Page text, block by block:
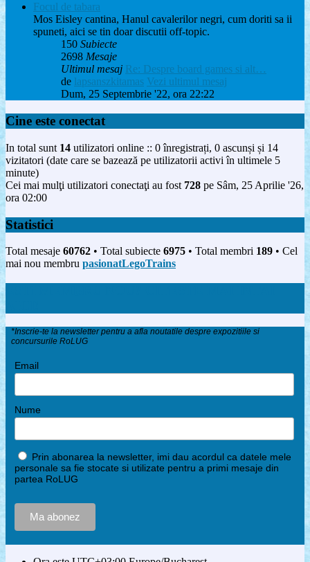
Focul de tabara
Mos Eisley cantina, Hanul cavalerilor negri, cum doriti sa ii
spuneti, aici se tin doar discutii off-topic.
150 Subiecte
2698 Mesaje
Ultimul mesaj Re: Despre board games si alt…
de lapsanszkitamas Vezi ultimul mesaj
Dum, 25 Septembrie '22, ora 22:22
Cine este conectat
In total sunt 14 utilizatori online :: 0 înregistrați, 0 ascunși și 14
vizitatori (date care se bazează pe utilizatorii activi în ultimele 5
minute)
Cei mai mulţi utilizatori conectaţi au fost 728 pe Sâm, 25 Aprilie '26,
ora 02:00
Statistici
Total mesaje 60762 • Total subiecte 6975 • Total membri 189 • Cel
mai nou membru pasionatLegoTrains
*Inscrie-te la newsletter pentru a afla noutatile despre expozitiile si
concursurile RoLUG
Email
Nume
Prin abonarea la newsletter, imi dau acordul ca datele mele
personale sa fie stocate si utilizate pentru a primi mesaje din
partea RoLUG